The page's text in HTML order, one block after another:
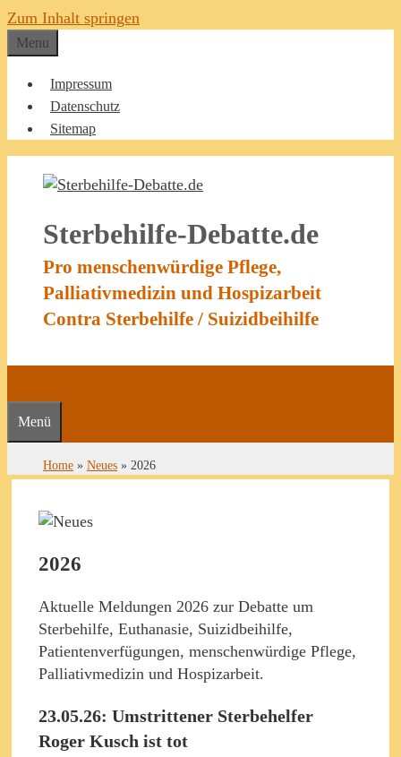
Zum Inhalt springen
Menu
Impressum
Datenschutz
Sitemap
Sterbehilfe-Debatte.de
Pro menschenwürdige Pflege,
Palliativmedizin und Hospizarbeit
Contra Sterbehilfe / Suizidbeihilfe
Menü
Home » Neues » 2026
2026
Aktuelle Meldungen 2026 zur Debatte um
Sterbehilfe, Euthanasie, Suizidbeihilfe,
Patientenverfügungen, menschenwürdige Pflege,
Palliativmedizin und Hospizarbeit.
23.05.26: Umstrittener Sterbehelfer
Roger Kusch ist tot